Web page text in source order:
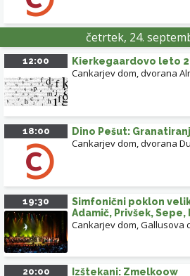
četrtek, 24.
12:00 Kierkegaardovo leto
Cankarjev dom, dvorana
18:00 Dino Pešut:
Cankarjev dom, dvorana
19:30
Simfonični poklon
Adamič, Privšek, Sepe,
Cankarjev dom, Gallusova
20:00 Izštekani: Zmelkoow